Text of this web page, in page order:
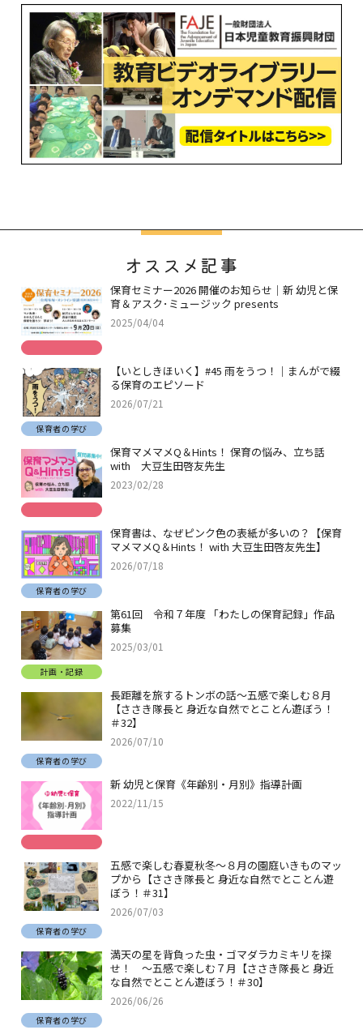
オススメ記事
保育セミナー2026 開催のお知らせ｜新 幼児と保
育＆アスク･ミュージック presents
2025/04/04
【いとしきほいく】#45 雨をうつ！｜まんがで綴
る保育のエピソード
2026/07/21
保育者の学び
保育マメマメQ＆Hints！ 保育の悩み、立ち話
with 大豆生田啓友先生
2023/02/28
保育書は、なぜピンク色の表紙が多いの？【保育
マメマメQ＆Hints！ with 大豆生田啓友先生】
2026/07/18
保育者の学び
第61回 令和７年度 「わたしの保育記録」作品
募集
2025/03/01
計画・記録
長距離を旅するトンボの話～五感で楽しむ８月
【ささき隊長と 身近な自然でとことん遊ぼう！
＃32】
2026/07/10
保育者の学び
新 幼児と保育《年齢別・月別》指導計画
2022/11/15
五感で楽しむ春夏秋冬～８月の園庭いきものマッ
プから【ささき隊長と 身近な自然でとことん遊
ぼう！＃31】
2026/07/03
保育者の学び
満天の星を背負った虫・ゴマダラカミキリを探
せ！ ～五感で楽しむ７月【ささき隊長と 身近
な自然でとことん遊ぼう！＃30】
2026/06/26
保育者の学び